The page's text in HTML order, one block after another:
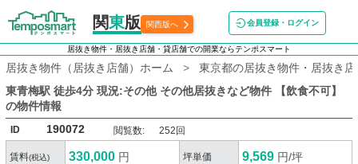
関東版 関西版へ 会員登録・ログイン
居抜き物件・居抜き店舗・貸店舗での開業ならテンポスマート
居抜き物件（居抜き店舗）ホーム
東京都の居抜き物件・居抜き
東青梅駅 徒歩4分 現況:その他 その他居抜きなど物件 【飲食不可】
の物件情報
ID 190072 閲覧数: 252回
賃料(税込) 330,000 円 坪単価 9,569 円/坪